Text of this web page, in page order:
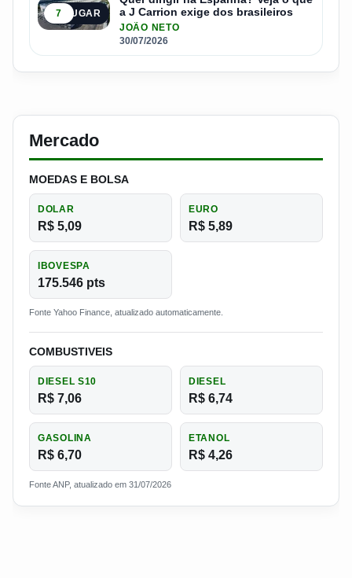
5º LUGAR
7
a J Carrion exige dos brasileiros
JOÃO NETO
30/07/2026
Mercado
MOEDAS E BOLSA
DOLAR
R$ 5,09
EURO
R$ 5,89
IBOVESPA
175.546 pts
Fonte Yahoo Finance, atualizado automaticamente.
COMBUSTIVEIS
DIESEL S10
R$ 7,06
DIESEL
R$ 6,74
GASOLINA
R$ 6,70
ETANOL
R$ 4,26
Fonte ANP, atualizado em 31/07/2026